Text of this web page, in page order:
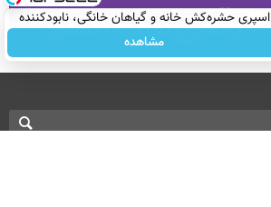
اسپری حشره‌کش خانه و گیاهان خانگی، نابودکننده
انواع حشرات خانگی و آفات
مشاهده